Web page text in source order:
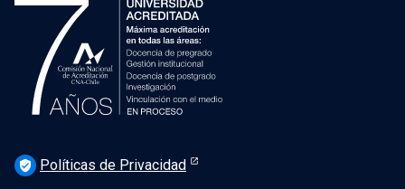
verified_user Políticas de Privacidad